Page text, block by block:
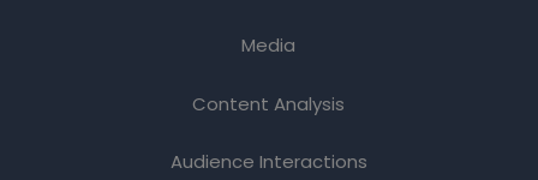
Media
Content Analysis
Audience Interactions